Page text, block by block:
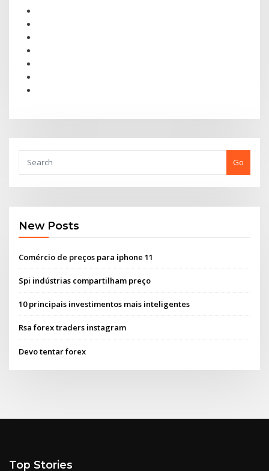
Go
New Posts
Comércio de preços para iphone 11
Spi indústrias compartilham preço
10 principais investimentos mais inteligentes
Rsa forex traders instagram
Devo tentar forex
Top Stories